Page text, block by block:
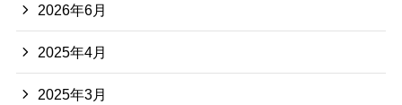
2026年6月
2025年4月
2025年3月